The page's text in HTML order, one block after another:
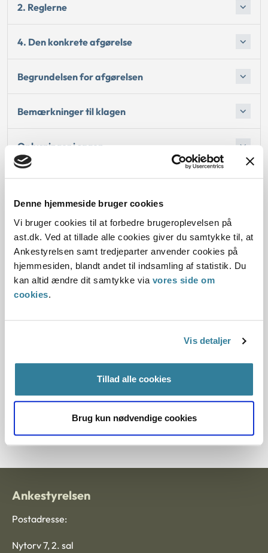
Denne hjemmeside bruger cookies
Vi bruger cookies til at forbedre brugeroplevelsen på
ast.dk. Ved at tillade alle cookies giver du samtykke til, at
Ankestyrelsen samt tredjeparter anvender cookies på
hjemmesiden, blandt andet til indsamling af statistik. Du
kan altid ændre dit samtykke via vores side om
cookies.
Vis detaljer
Tillad alle cookies
Brug kun nødvendige cookies
2. Reglerne
4. Den konkrete afgørelse
Begrundelsen for afgørelsen
Bemærkninger til klagen
Oplysninger i sagen
Dato for underskrift
03.01.2013
Offentliggørelsesdato
10.07.2013 Denne principafgørelse er kasseret den
38-13.
Journalnummer
2000226-12
Ankestyrelsen
Postadresse:
Nytorv 7, 2. sal